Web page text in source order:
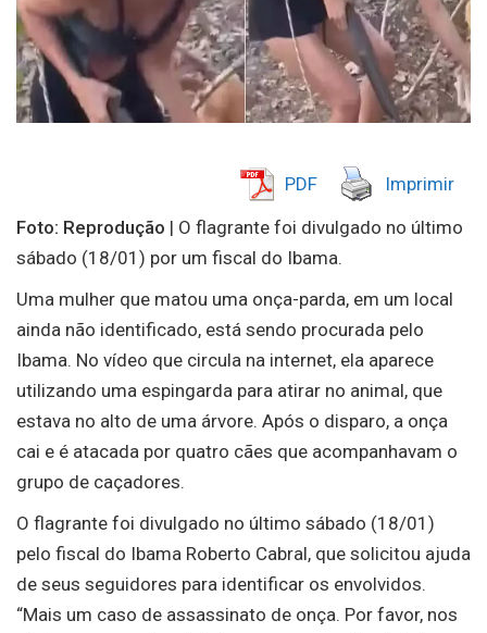
PDF Imprimir
Foto: Reprodução | O flagrante foi divulgado no último
sábado (18/01) por um fiscal do Ibama.
Uma mulher que matou uma onça-parda, em um local
ainda não identificado, está sendo procurada pelo
Ibama. No vídeo que circula na internet, ela aparece
utilizando uma espingarda para atirar no animal, que
estava no alto de uma árvore. Após o disparo, a onça
cai e é atacada por quatro cães que acompanhavam o
grupo de caçadores.
O flagrante foi divulgado no último sábado (18/01)
pelo fiscal do Ibama Roberto Cabral, que solicitou ajuda
de seus seguidores para identificar os envolvidos.
“Mais um caso de assassinato de onça. Por favor, nos